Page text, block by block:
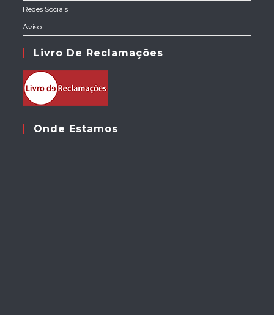
Redes Sociais
Aviso
Livro De Reclamações
Onde Estamos